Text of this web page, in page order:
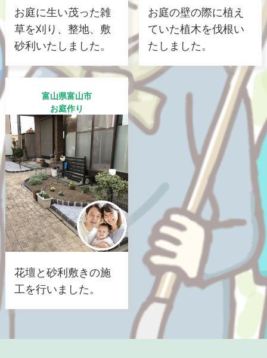
お庭に生い茂った雑
草を刈り、整地、敷
砂利いたしました。
お庭の壁の際に植え
ていた植木を伐根い
たしました。
富山県富山市
お庭作り
花壇と砂利敷きの施
工を行いました。